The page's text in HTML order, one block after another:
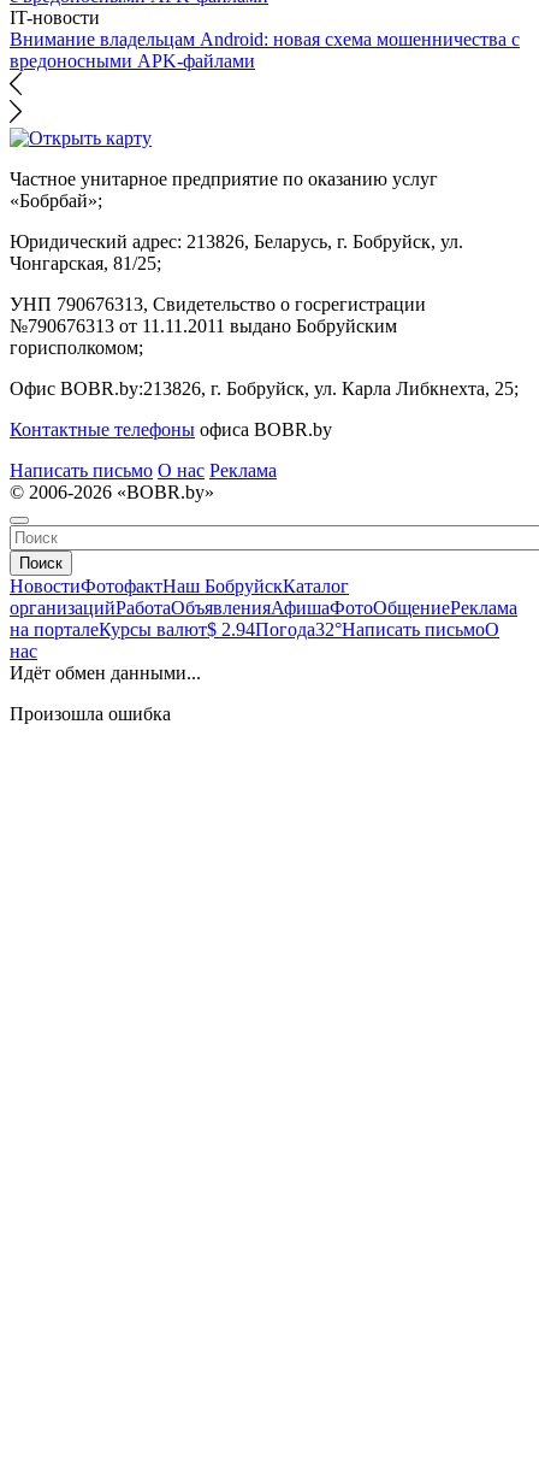
IT-новости
Внимание владельцам Android: новая схема мошенничества с
вредоносными APK-файлами
Частное унитарное предприятие по оказанию услуг
«Бобрбай»;
Юридический адрес: 213826, Беларусь, г. Бобруйск, ул.
Чонгарская, 81/25;
УНП 790676313, Свидетельство о госрегистрации
№790676313 от 11.11.2011 выдано Бобруйским
горисполкомом;
Офис BOBR.by:213826, г. Бобруйск, ул. Карла Либкнехта, 25;
Контактные телефоны офиса BOBR.by
Написать письмо О нас Реклама
© 2006-2026 «BOBR.by»
Поиск
НовостиФотофактНаш БобруйскКаталог
организацийРаботаОбъявленияАфишаФотоОбщениеРеклама
на порталеКурсы валют$ 2.94Погода32°Написать письмоО
нас
Идёт обмен данными...
Произошла ошибка